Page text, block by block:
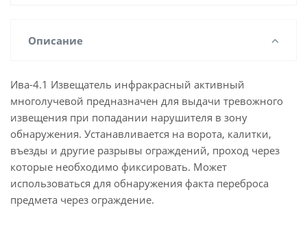
Описание
Ива-4.1 Извещатель инфракрасный активный
многолучевой предназначен для выдачи тревожного
извещения при попадании нарушителя в зону
обнаружения. Устанавливается на ворота, калитки,
въезды и другие разрывы ограждений, проход через
которые необходимо фиксировать. Может
использоваться для обнаружения факта переброса
предмета через ограждение.